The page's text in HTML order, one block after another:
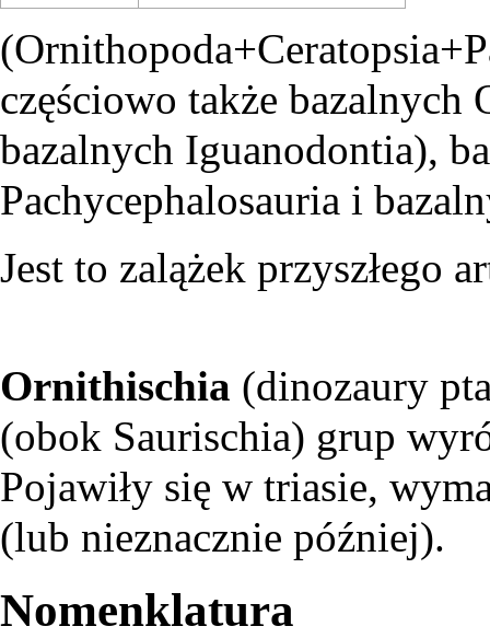
(Ornithopoda+Ceratopsia+
częściowo także bazalnych
bazalnych Iguanodontia),
Pachycephalosauria i
Jest to zalążek przyszłego
Ornithischia (dinozaury
(obok Saurischia) grup
Pojawiły się w triasie,
(lub nieznacznie później).
Nomenklatura